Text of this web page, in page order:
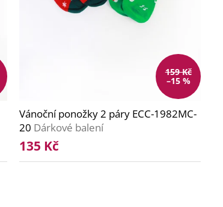
159 Kč
–15 %
Vánoční ponožky 2 páry ECC-1982MC-
20 Dárkové balení
135 Kč